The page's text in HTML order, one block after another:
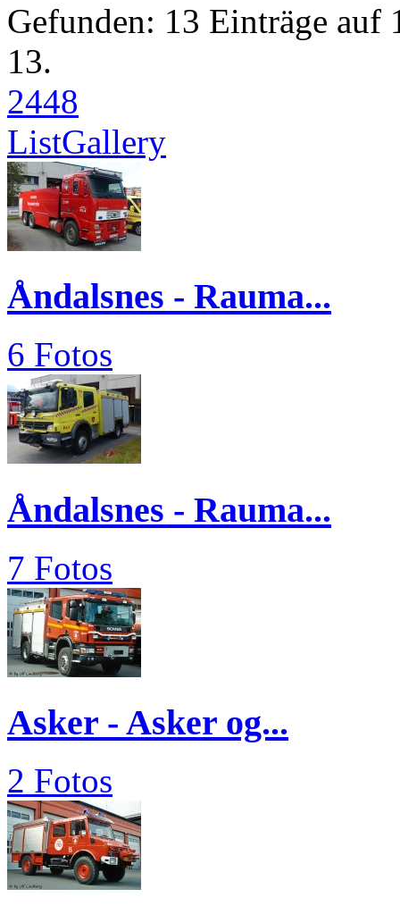
Gefunden: 13 Einträge auf
13.
2448
ListGallery
Åndalsnes - Rauma...
6 Fotos
Åndalsnes - Rauma...
7 Fotos
Asker - Asker og...
2 Fotos